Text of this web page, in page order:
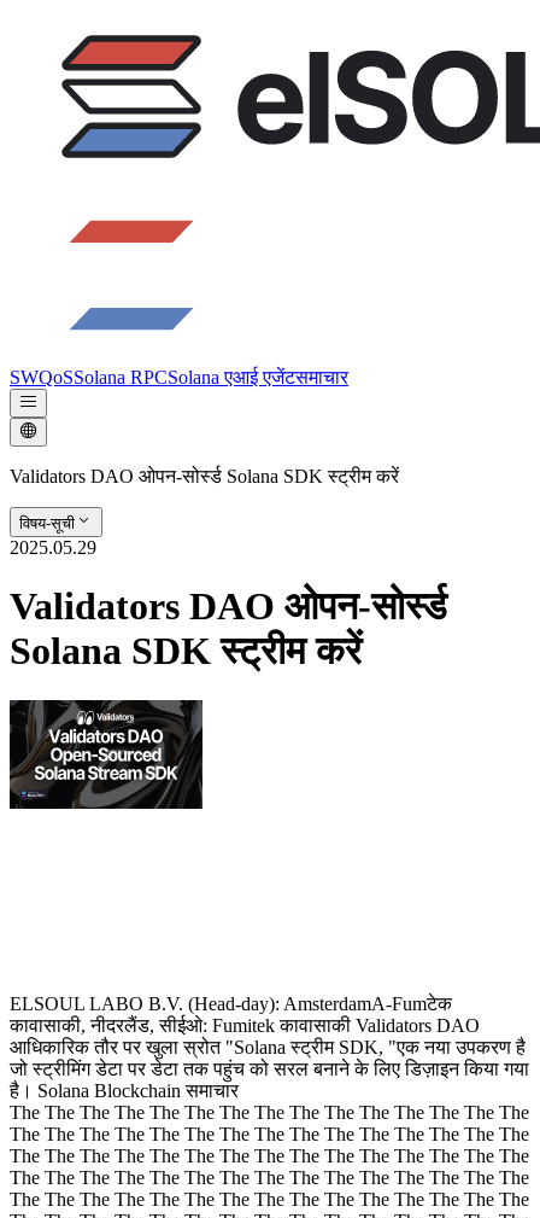
SWQoSSolana RPCSolana एआई एजेंटसमाचार
Validators DAO ओपन-सोर्स्ड Solana SDK स्ट्रीम करें
विषय-सूची
2025.05.29
Validators DAO ओपन-सोर्स्ड
Solana SDK स्ट्रीम करें
ELSOUL LABO B.V. (Head-day): AmsterdamA-Fumटेक
कावासाकी, नीदरलैंड, सीईओ: Fumitek कावासाकी Validators DAO
आधिकारिक तौर पर खुला स्रोत "Solana स्ट्रीम SDK, "एक नया उपकरण है
जो स्ट्रीमिंग डेटा पर डेटा तक पहुंच को सरल बनाने के लिए डिज़ाइन किया गया
है। Solana Blockchain समाचार
The The The The The The The The The The The The The The The
The The The The The The The The The The The The The The The
The The The The The The The The The The The The The The The
The The The The The The The The The The The The The The The
The The The The The The The The The The The The The The The